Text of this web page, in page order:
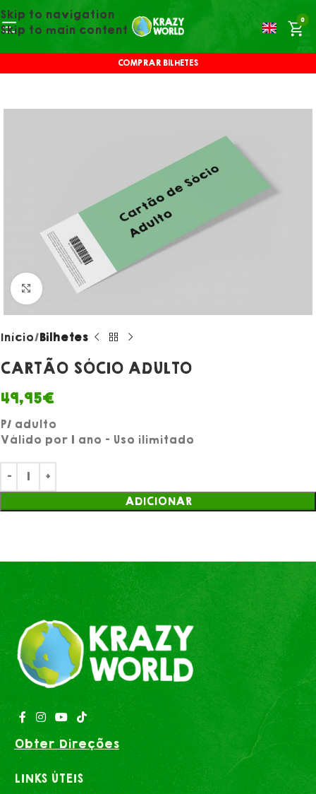
Skip to navigation
Skip to main content
0
COMPRAR BILHETES
Click to enlarge
Início Bilhetes
CARTÃO SÓCIO ADULTO
49,95€
P/ adulto
Válido por 1 ano – Uso ilimitado
ADICIONAR
Obter Direções
LINKS ÚTEIS